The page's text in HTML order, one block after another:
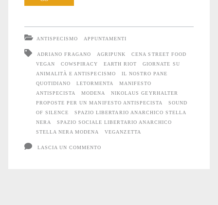
il
18
e
19
marzo
ANTISPECISMO APPUNTAMENTI
ADRIANO FRAGANO AGRIPUNK
CENA STREET FOOD
VEGAN
COWSPIRACY EARTH RIOT
GIORNATE SU
ANIMALITÀ E ANTISPECISMO
IL NOSTRO PANE
QUOTIDIANO
LETORMENTA
MANIFESTO
ANTISPECISTA
MODENA
NIKOLAUS GEYRHALTER
PROPOSTE PER UN MANIFESTO ANTISPECISTA
SOUND
OF SILENCE
SPAZIO LIBERTARIO ANARCHICO STELLA
NERA
SPAZIO SOCIALE LIBERTARIO ANARCHICO
STELLA NERA MODENA
VEGANZETTA
LASCIA UN COMMENTO